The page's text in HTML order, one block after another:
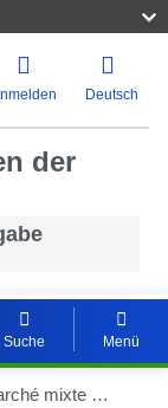
Deutsch
der
Suche Menü
Lot 7 – Marché mixte de travaux et fournitures ayant pour objet les travaux d’aménagement préparatoires en vue de la mise à disposition d’espaces de bureaux destinés à garantir l’opération « tiroir » lors des travaux de réhabilitation au sein du bâtiment TRI POSTAL, dans le cadre du projet A6K – E6K Hub d’innovation et de formation - LOT NON PILOTÉ